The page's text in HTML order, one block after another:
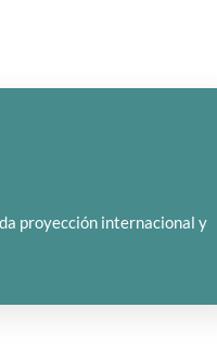
proyección internacional y